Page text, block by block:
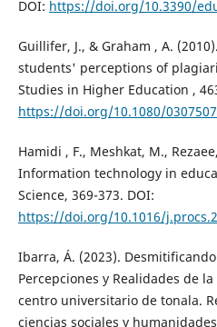
DOI: https://doi.org/10.3390/
Guillifer, J., & Graham , A.
students' perceptions of
Studies in Higher Education ,
https://doi.org/10.1080/
Hamidi , F., Meshkat, M.,
Information technology in
Science, 369-373. DOI:
https://doi.org/10.1016/
Ibarra, Á. (2023).
Percepciones y Realidades de
centro universitario de tonala.
ciencias sociales y